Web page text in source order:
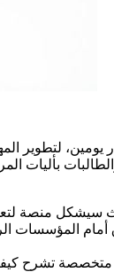
لتطوير
بأليات
يومي الاثنين
أمام